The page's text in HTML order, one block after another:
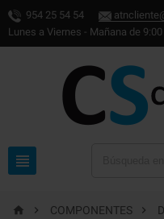
954 25 54 54
Lunes a Viernes - Mañana de

  COMPONENTES 